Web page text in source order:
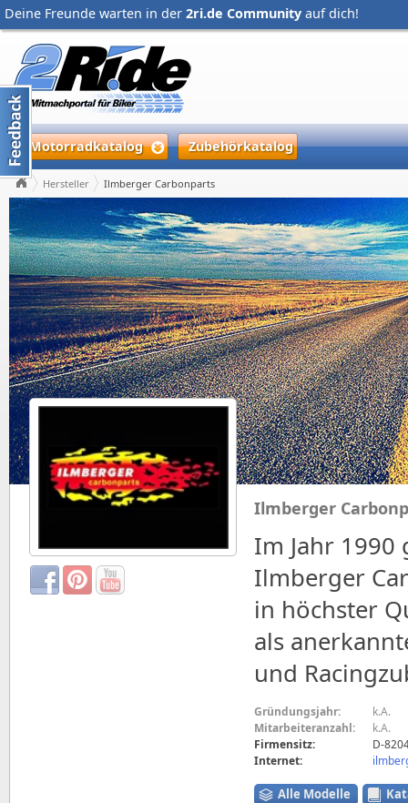
Deine Freunde warten in der 2ri.de Community auf dich!
Motorradkatalog Zubehörkatalog
Hersteller Ilmberger Carbonparts
Ilmberger
Im Jahr
Ilmberger
in höchster
als
und
Gründungsjahr:
k.A.
Mitarbeiteranzahl:
k.A.
Firmensitz:
D-
Internet:
Alle Modelle